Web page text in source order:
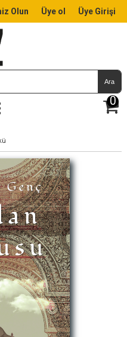
Olun Üye ol Üye Girişi
Ara
0